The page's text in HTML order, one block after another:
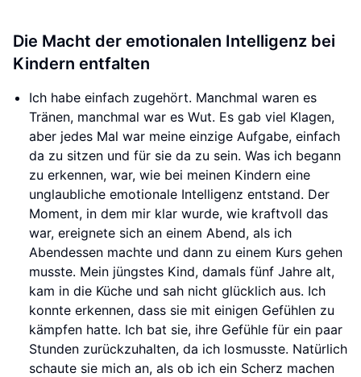
Die Macht der emotionalen Intelligenz bei
Kindern entfalten
Ich habe einfach zugehört. Manchmal waren es
Tränen, manchmal war es Wut. Es gab viel Klagen,
aber jedes Mal war meine einzige Aufgabe, einfach
da zu sitzen und für sie da zu sein. Was ich begann
zu erkennen, war, wie bei meinen Kindern eine
unglaubliche emotionale Intelligenz entstand. Der
Moment, in dem mir klar wurde, wie kraftvoll das
war, ereignete sich an einem Abend, als ich
Abendessen machte und dann zu einem Kurs gehen
musste. Mein jüngstes Kind, damals fünf Jahre alt,
kam in die Küche und sah nicht glücklich aus. Ich
konnte erkennen, dass sie mit einigen Gefühlen zu
kämpfen hatte. Ich bat sie, ihre Gefühle für ein paar
Stunden zurückzuhalten, da ich losmusste. Natürlich
schaute sie mich an, als ob ich ein Scherz machen